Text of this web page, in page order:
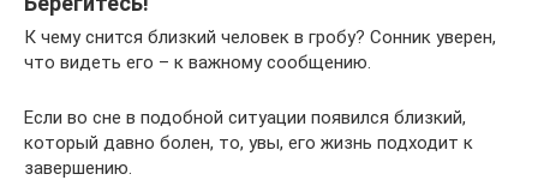
К чему снится близкий человек в гробу? Сонник уверен,
что видеть его – к важному сообщению.
Если во сне в подобной ситуации появился близкий,
который давно болен, то, увы, его жизнь подходит к
завершению.